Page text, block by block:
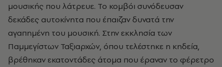
μουσικής που λάτρευε. Το κομβόι συνόδευσαν
δεκάδες αυτοκίνητα που έπαιζαν δυνατά την
αγαπημένη του μουσική. Στην εκκλησία των
Παμμεγίστων Ταξιαρχών, όπου τελέστηκε η κηδεία,
βρέθηκαν εκατοντάδες άτομα που έραναν το φέρετρο